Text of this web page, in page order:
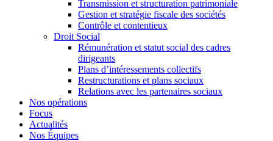
Transmission et structuration patrimoniale
Gestion et stratégie fiscale des sociétés
Contrôle et contentieux
Droit Social
Rémunération et statut social des cadres
dirigeants
Plans d’intéressements collectifs
Restructurations et plans sociaux
Relations avec les partenaires sociaux
Nos opérations
Focus
Actualités
Nos Équipes